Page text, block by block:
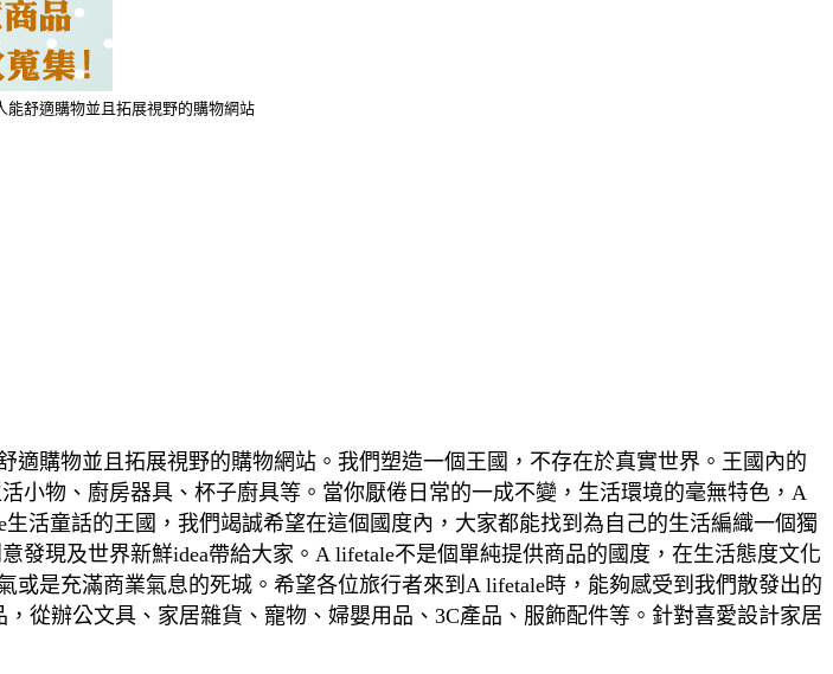
能舒適購物並且拓展視野的購物網站
購物並且拓展視野的購物網站。我們塑造一個王國，不存在於真實世界。王國內的
小物、廚房器具、杯子廚具等。當你厭倦日常的一成不變，生活環境的毫無特色，A
活童話的王國，我們竭誠希望在這個國度內，大家都能找到為自己的生活編織一個獨
現及世界新鮮idea帶給大家。A lifetale不是個單純提供商品的國度，在生活態度文化
是充滿商業氣息的死城。希望各位旅行者來到A lifetale時，能夠感受到我們散發出的
從辦公文具、家居雜貨、寵物、婦嬰用品、3C產品、服飾配件等。針對喜愛設計家居